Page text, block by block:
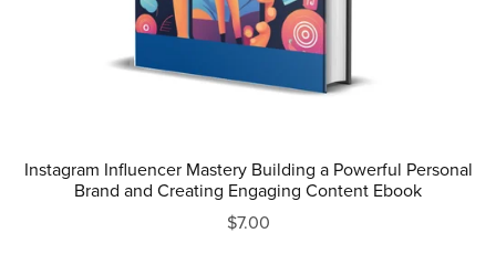
Instagram Influencer Mastery Building a Powerful Personal
Brand and Creating Engaging Content Ebook
$7.00